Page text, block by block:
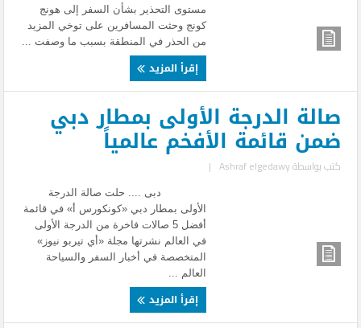
مستوى التحذير بشأن السفر إلى هونج
كونج وحثت المسافرين على توخي المزيد
من الحذر في المنطقة بسبب ما وصفت ...
إقرأ المزيد
صالة الدرجة الأولى بمطار دبي
ضمن قائمة الأفخم عالمياً
كتب بواسطةAshraf elgedawy
|
دبى .... حلت صالة الدرجة
الأولى بمطار دبي «كونكورس أ» في قائمة
أفضل 5 صالات فاخرة من الدرجة الأولى
في العالم نشرتها مجلة «أي تيربو نيوز»
المتخصصة في أخبار السفر والسياحة
العالم ...
إقرأ المزيد